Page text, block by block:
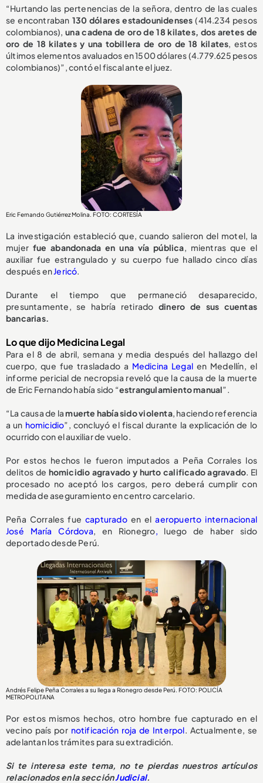
“Hurtando las pertenencias de la señora, dentro de las cuales
se encontraban 130 dólares estadounidenses (414.234 pesos
colombianos),una cadena de oro de 18 kilates, dos aretes de
oro de 18 kilates y una tobillera de oro de 18 kilates , estos
últimos elementos avaluados en 1500 dólares (4.779.625 pesos
colombianos)”, contó el fiscal ante el juez.
Eric Fernando Gutiérrez Molina. FOTO: CORTESÍA
La investigación estableció que, cuando salieron del motel, la
mujer fue abandonada en una vía pública , mientras que el
auxiliar fue estrangulado y su cuerpo fue hallado cinco días
después en Jericó
Durante el tiempo que permaneció desaparecido,
presuntamente, se habría retirado dinero de sus cuentas
bancarias.
Lo que dijo Medicina Legal
Para el 8 de abril, semana y media después del hallazgo del
cuerpo, que fue trasladado a Medicina Legal en Medellín, el
informe pericial de necropsia reveló que la causa de la muerte
de Eric Fernando había sido “estrangulamiento manual”.
“La causa de lamuerte había sido violenta, haciendo referencia
a un homicidio”, concluyó el fiscal durante la explicación de lo
ocurrido con el auxiliar de vuelo.
Por estos hechos le fueron imputados a Peña Corrales los
delitos de homicidio agravado y hurto calificado agravado. El
procesado no aceptó los cargos, pero deberá cumplir con
medida de aseguramiento en centro carcelario.
Peña Corrales fue capturadoen elaeropuerto internacional
José María Córdova , en Rionegro
luego de haber sido
deportado desde Perú.
Andrés Felipe Peña Corrales a su llega a Rionegro desde Perú. FOTO: POLICÍA
METROPOLITANA
Por estos mismos hechos, otro hombre fue capturado en el
vecino país por notificación roja de Interpol . Actualmente, se
adelantan los trámites para su extradición.
Si te interesa este tema, no te pierdas nuestros artículos
relacionados en la sección Judicial.